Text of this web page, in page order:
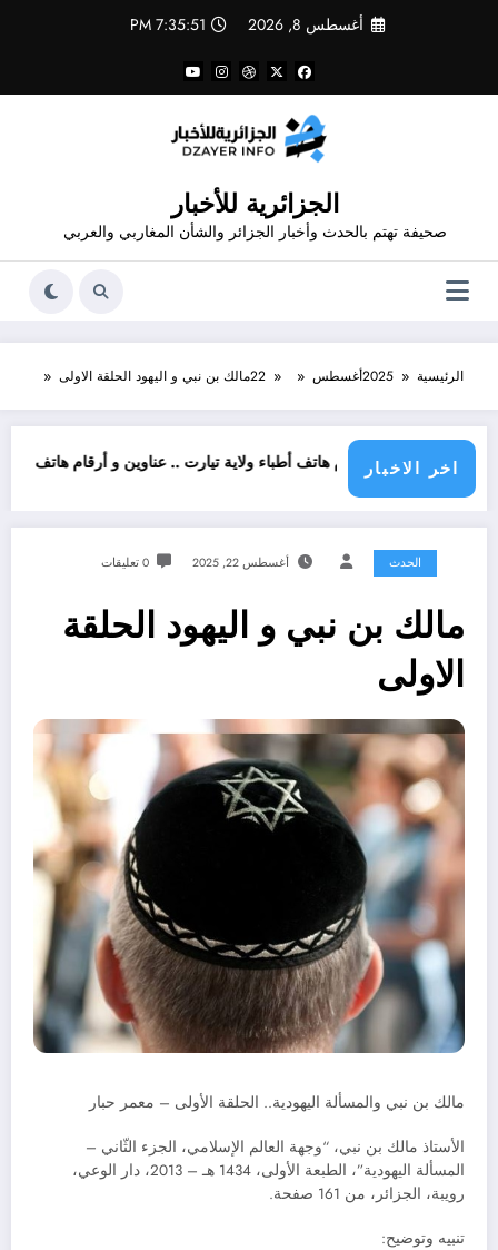
أغسطس 8, 2026 7:35:52 PM
الجزائرية للأخبار
صحيفة تهتم بالحدث وأخبار الجزائر والشأن المغاربي والعربي
الرئيسية 2025أغسطس 22مالك بن نبي و اليهود الحلقة الاولى
اخر الاخبار
وأرقام هاتف أطباء ولاية تيارت .. عناوين و أرقام هاتف الاطباء الاخصائيين في
عناوين و
الحدث أغسطس 22, 2025 0 تعليقات
مالك بن نبي و اليهود الحلقة
الاولى
مالك بن نبي والمسألة اليهودية.. الحلقة الأولى – معمر حبار
الأستاذ مالك بن نبي، “وجهة العالم الإسلامي، الجزء الثّاني –
المسألة اليهودية”، الطبعة الأولى، 1434 هـ – 2013، دار الوعي،
رويبة، الجزائر، من 161 صفحة.
تنبيه وتوضيح: